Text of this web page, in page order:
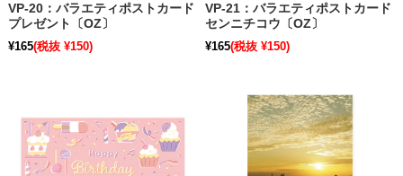
VP-20：バラエティポストカード
プレゼント〔OZ〕
¥165(税抜 ¥150)
VP-21：バラエティポストカード
センニチコウ〔OZ〕
¥165(税抜 ¥150)